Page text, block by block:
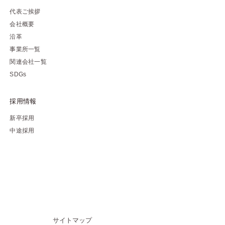
代表ご挨拶
会社概要
沿革
事業所一覧
関連会社一覧
SDGs
採用情報
新卒採用
中途採用
サイトマップ